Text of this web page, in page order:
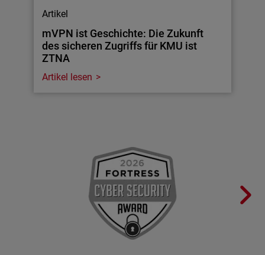
Artikel
mVPN ist Geschichte: Die Zukunft
des sicheren Zugriffs für KMU ist
ZTNA
Artikel lesen